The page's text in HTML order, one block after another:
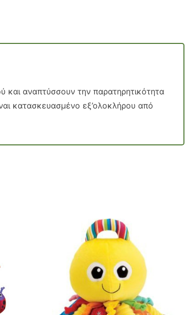
και αναπτύσσουν την παρατηρητικότητα
κατασκευασμένο εξ’ολοκλήρου από